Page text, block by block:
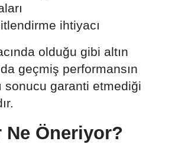
ihtiyacı
olduğu gibi altın
da geçmiş performansın
sonucu garanti etmediği
Ne Öneriyor?